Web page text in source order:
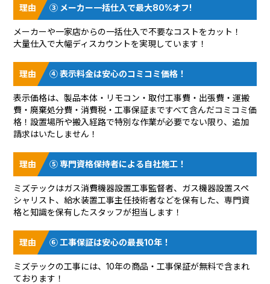
③ メーカー一括仕入で最大80%オフ!
メーカーや一家店からの一括仕入で不要なコストをカット！
大量仕入で大幅ディスカウントを実現しています！
④ 表示料金は安心のコミコミ価格！
表示価格は、製品本体・リモコン・取付工事費・出張費・運搬
費・廃棄処分費・消費税・工事保証まですべて含んだコミコミ価
格！設置場所や搬入経路で特別な作業が必要でない限り、追加
請求はいたしません！
⑤ 専門資格保持者による自社施工！
ミズテックはガス消費機器設置工事監督者、ガス機器設置スペ
シャリスト、給水装置工事主任技術者などを保有した、専門資
格と知識を保有したスタッフが担当します！
⑥ 工事保証は安心の最長10年！
ミズテックの工事には、10年の商品・工事保証が無料で含まれ
ております！